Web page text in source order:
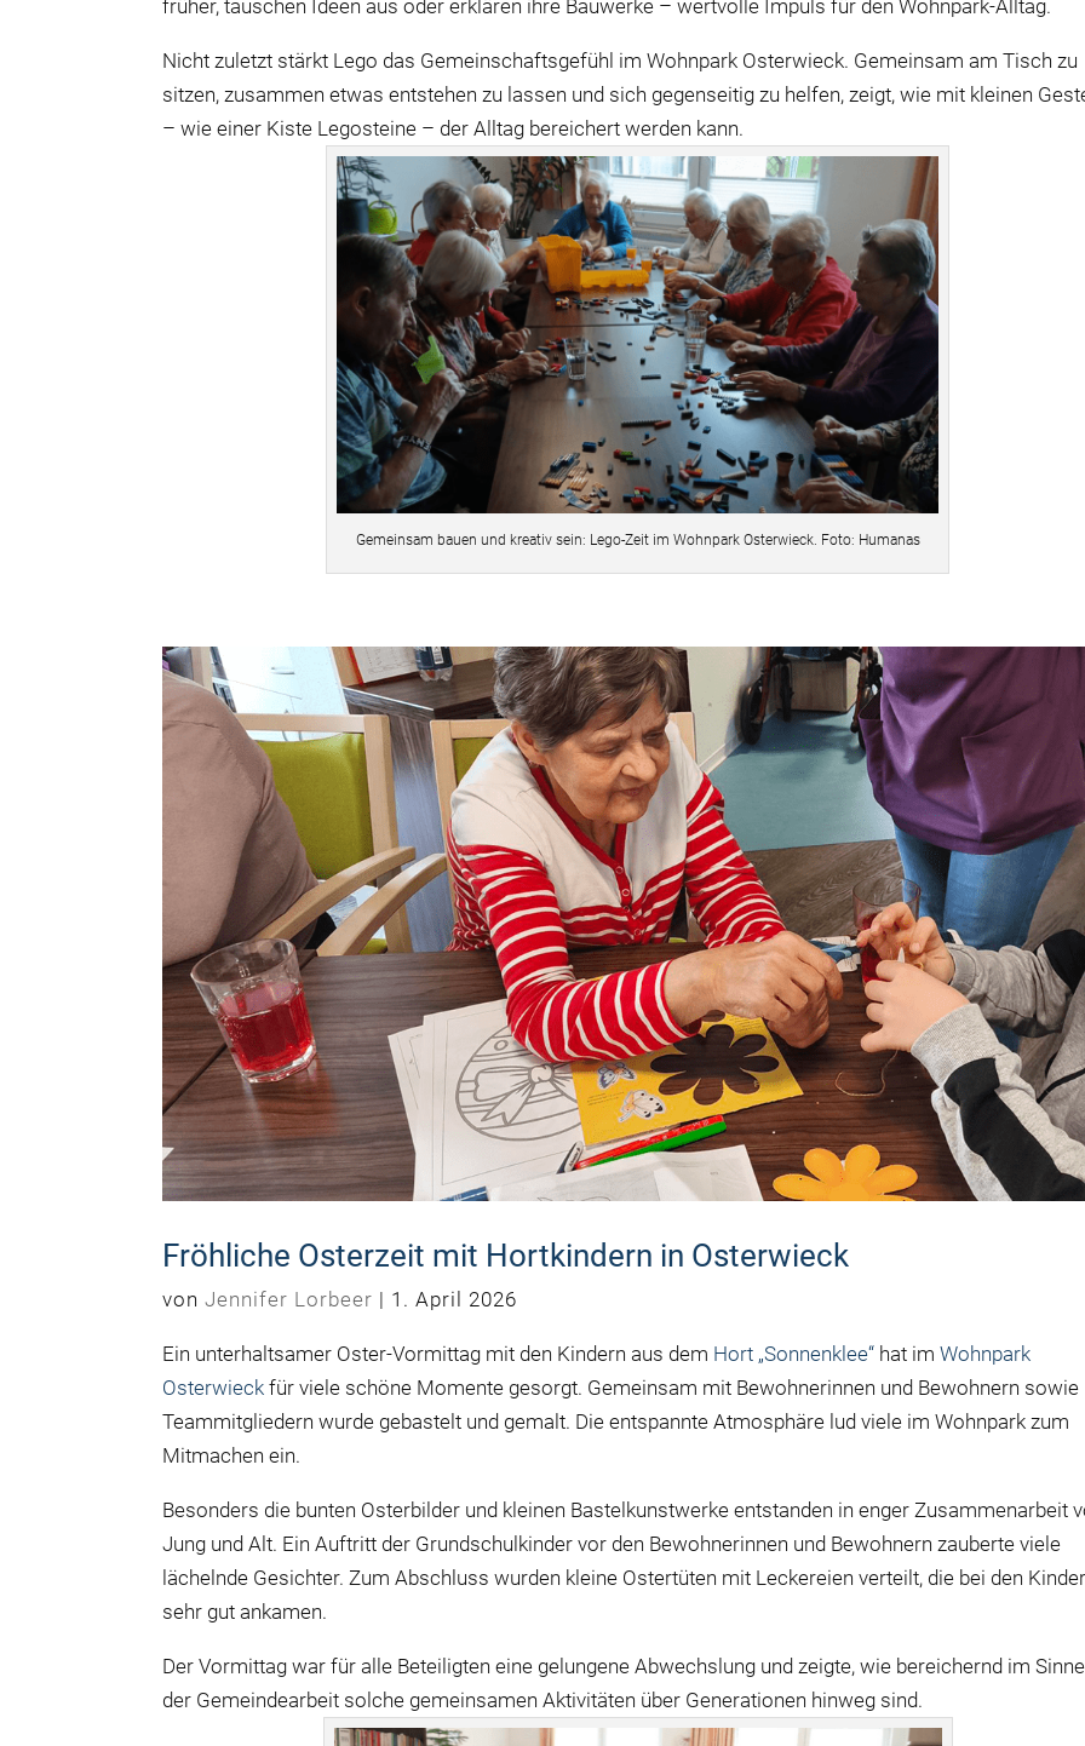
früher, tauschen Ideen aus oder erklären ihre Bauwerke – wertvolle Impuls für den Wohnpark-Alltag.
Nicht zuletzt stärkt Lego das Gemeinschaftsgefühl im Wohnpark Osterwieck. Gemeinsam am Tisch zu
sitzen, zusammen etwas entstehen zu lassen und sich gegenseitig zu helfen, zeigt, wie mit kleinen
– wie einer Kiste Legosteine – der Alltag bereichert werden kann.
Gemeinsam bauen und kreativ sein: Lego‑Zeit im Wohnpark Osterwieck. Foto: Humanas
Fröhliche Osterzeit mit Hortkindern in Osterwieck
vonJennifer Lorbeer | 1. April 2026
Ein unterhaltsamer Oster-Vormittag mit den Kindern aus dem Hort „Sonnenklee“ hat imWohnpark
Osterwieck für viele schöne Momente gesorgt. Gemeinsam mit Bewohnerinnen und Bewohnern sowie
Teammitgliedern wurde gebastelt und gemalt. Die entspannte Atmosphäre lud viele im Wohnpark zum
Mitmachen ein.
Besonders die bunten Osterbilder und kleinen Bastelkunstwerke entstanden in enger Zusammenarbeit
Jung und Alt. Ein Auftritt der Grundschulkinder vor den Bewohnerinnen und Bewohnern zauberte viele
lächelnde Gesichter. Zum Abschluss wurden kleine Ostertüten mit Leckereien verteilt, die bei den
sehr gut ankamen.
Der Vormittag war für alle Beteiligten eine gelungene Abwechslung und zeigte, wie bereichernd im Sinne
der Gemeindearbeit solche gemeinsamen Aktivitäten über Generationen hinweg sind.